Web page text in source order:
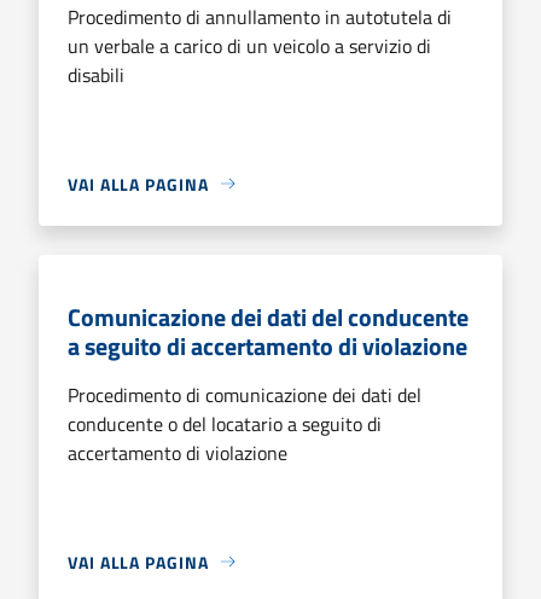
Procedimento di annullamento in autotutela di
un verbale a carico di un veicolo a servizio di
disabili
VAI ALLA PAGINA
Comunicazione dei dati del conducente
a seguito di accertamento di violazione
Procedimento di comunicazione dei dati del
conducente o del locatario a seguito di
accertamento di violazione
VAI ALLA PAGINA